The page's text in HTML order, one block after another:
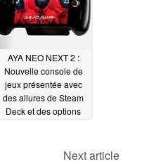
AYA NEO NEXT 2 :
Nouvelle console de
jeux présentée avec
des allures de Steam
Deck et des options
Next article